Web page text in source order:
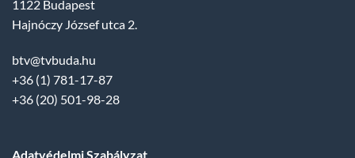
1122 Budapest
Hajnóczy József utca 2.
btv@tvbuda.hu
+36 (1) 781-17-87
+36 (20) 501-98-28
Adatvédelmi Szabályzat